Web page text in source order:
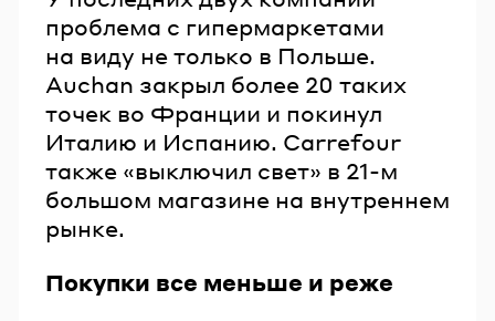
проблема с гипермаркетами
на виду не только в Польше.
Auchan закрыл более 20 таких
точек во Франции и покинул
Италию и Испанию. Carrefour
также «выключил свет» в 21-м
большом магазине на внутреннем
рынке.
Покупки все меньше и реже